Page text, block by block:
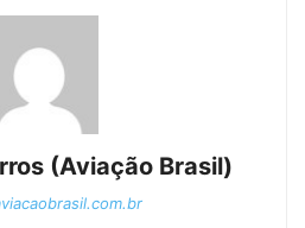
(Aviação Brasil)